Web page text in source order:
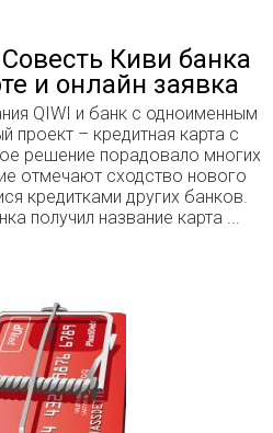
Киви банка
и онлайн заявка
QIWI и банк с одноименным
проект – кредитная карта с
решение порадовало многих
отмечают сходство нового
кредитками других банков.
получил название карта ...